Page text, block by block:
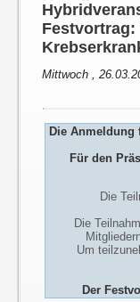
Mittwoch ,
Die Anmeldung
Für den
Die
Die
Um
Der